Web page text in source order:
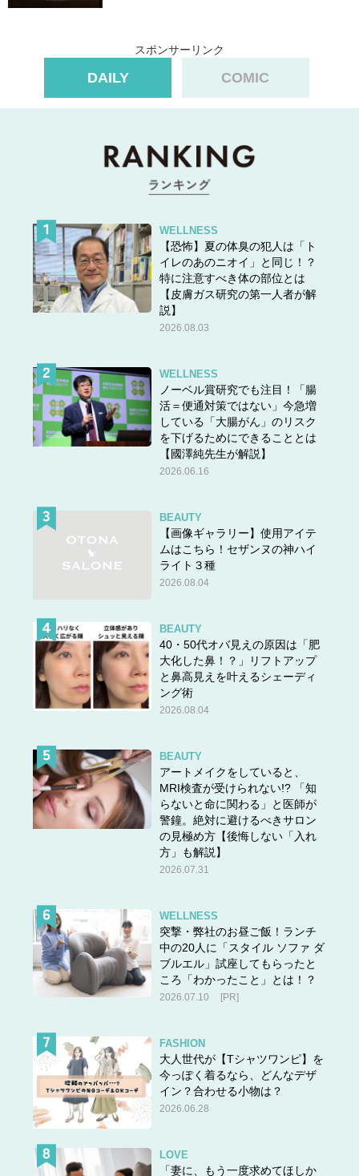
特別賞『まつもtoなかい』 (フジテレビ)
特別賞『ラヴィット！』 (TBSテレビ)
特別賞『薬屋のひとりごと』 (日本テレビ)
特別賞『相席食堂』 (朝日放送テレビ)
特別賞『いろはに千鳥』 (テレビ埼玉)
特別賞『SMBC日本シリーズ2023』
ドラマ大賞『あなたがしてくれなくても』(フジテ
夫婦間のタブーに踏み込んだ作品性が話題となり2023年
のドラマ大賞を受賞。総再生回数5600万を超える大ヒッ
トとなりました。
奈緒さん
――2023年ドラマ大賞受賞おめでとうございます。
「この作品は、GP帯ですごくセンシティブな内容に触れ
るので、自分にとっても挑戦になるなと思っていました。
その中で、これだけたくさんの方に見ていただけたこと
――作品ファンへメッセージをお願いします。
「みなさまのおかげでとても光栄な賞を受賞することがで
きました。今の自分だったらどう考えるだろうかと、今一
度みなさんにご覧いただきたいです。また見返すことで、
みなさんの中に違う新しいものが生まれる瞬間があった
今回の受賞を記念し、奈緒さんのスペシャル動画と受賞作
『あなたがしてくれなくても』を期間限定で配信します。
バラエティ大賞『水曜日のダウンタウン』(TBSテ
レビ)
TVer累計1億回再生突破による初配信回や、「名探偵津
田」が世間でも話題にもなったことで、3年連続での「バ
ラエティ大賞」受賞です。
スポンサーリンク
DAILY COMIC
WELLNESS
【恐怖】夏の体臭の犯人は「ト
イレのあのニオイ」と同じ！？
特に注意すべき体の部位とは
【皮膚ガス研究の第一人者が解
説】
2026.08.03
WELLNESS
ノーベル賞研究でも注目！「腸
活＝便通対策ではない」今急増
している「大腸がん」のリスク
を下げるためにできることとは
【國澤純先生が解説】
2026.06.16
BEAUTY
【画像ギャラリー】使用アイテ
ムはこちら！セザンヌの神ハイ
ライト３種
2026.08.04
BEAUTY
40・50代オバ見えの原因は「肥
大化した鼻！？」リフトアップ
と鼻高見えを叶えるシェーディ
ング術
2026.08.04
BEAUTY
アートメイクをしていると、
MRI検査が受けられない!? 「知
らないと命に関わる」と医師が
警鐘。絶対に避けるべきサロン
の見極め方【後悔しない「入れ
方」も解説】
2026.07.31
WELLNESS
突撃・弊社のお昼ご飯！ランチ
中の20人に「スタイル ソファ ダ
ブルエル」試座してもらったと
ころ「わかったこと」とは！？
2026.07.10 [PR]
FASHION
大人世代が【Tシャツワンピ】を
今っぽく着るなら、どんなデザ
イン？合わせる小物は？
2026.06.28
LOVE
「妻に、もう一度求めてほしか